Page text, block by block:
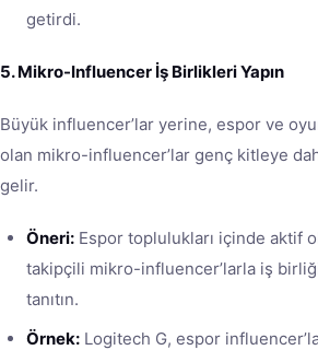
getirdi.
5. Mikro-Influencer İş Birlikleri Yapın
Büyük influencer’lar yerine, espor ve
olan mikro-influencer’lar genç kitleye
gelir.
Öneri: Espor toplulukları içinde aktif
takipçili mikro-influencer’larla iş
tanıtın.
Örnek: Logitech G, espor